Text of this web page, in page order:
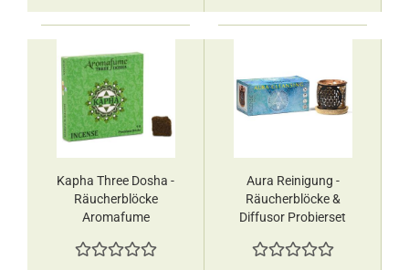
Kapha Three Dosha -
Räucherblöcke
Aromafume
Aura Reinigung -
Räucherblöcke &
Diffusor Probierset